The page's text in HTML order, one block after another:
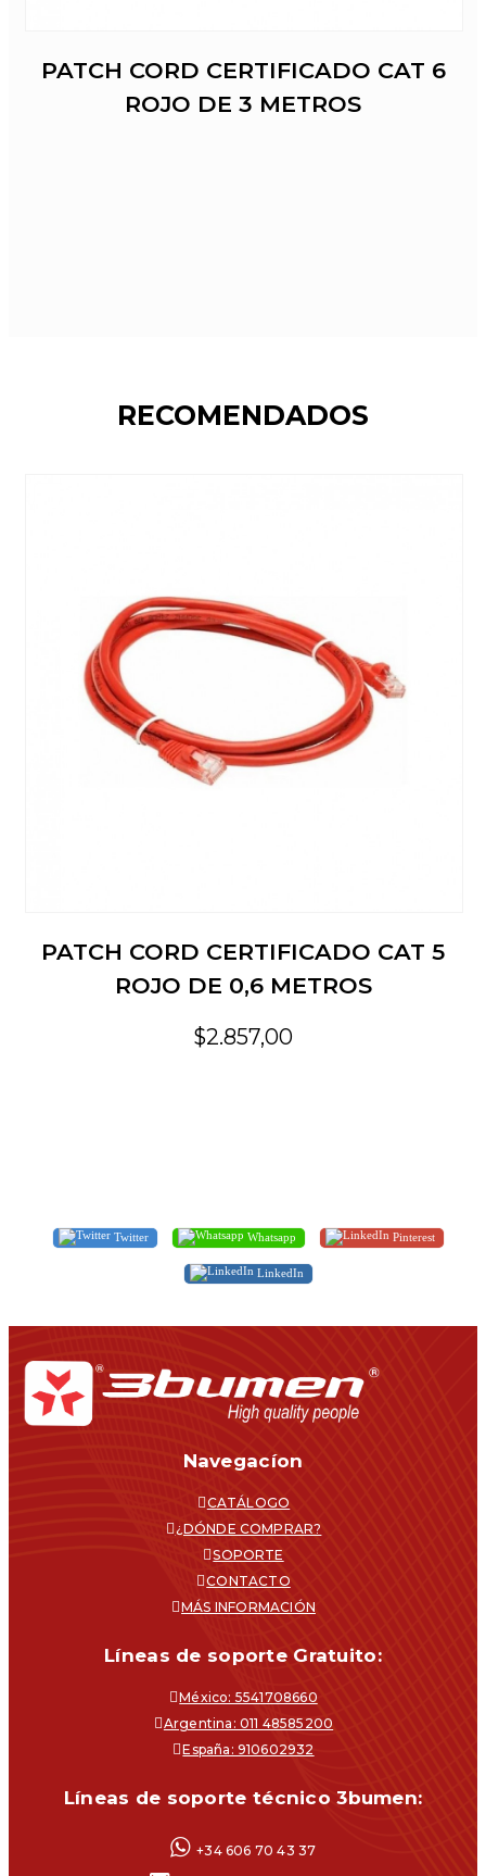
PATCH CORD CERTIFICADO CAT 6
ROJO DE 3 METROS
RECOMENDADOS
PATCH CORD CERTIFICADO CAT 5
ROJO DE 0,6 METROS
$2.857,00
Twitter Whatsapp Pinterest
LinkedIn
Navegacíon
CATÁLOGO
¿DÓNDE COMPRAR?
SOPORTE
CONTACTO
MÁS INFORMACIÓN
Líneas de soporte Gratuito:
México: 5541708660
Argentina: 011 48585200
España: 910602932
Líneas de soporte técnico 3bumen:
+34 606 70 43 37